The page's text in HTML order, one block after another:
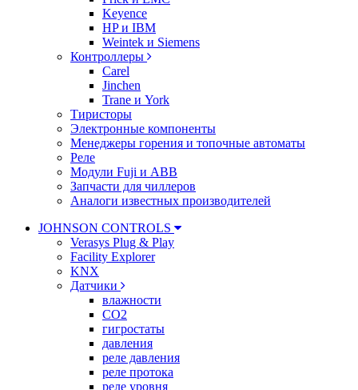
Keyence
HP и IBM
Weintek и Siemens
Контроллеры
Carel
Jinchen
Trane и York
Тиристоры
Электронные компоненты
Менеджеры горения и топочные автоматы
Реле
Модули Fuji и ABB
Запчасти для чиллеров
Аналоги известных производителей
JOHNSON CONTROLS
Verasys Plug & Play
Facility Explorer
KNX
Датчики
влажности
CO2
гигростаты
давления
реле давления
реле протока
реле уровня